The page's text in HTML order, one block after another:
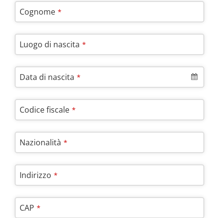
Cognome *
Luogo di nascita *
Data di nascita *
Codice fiscale *
Nazionalità *
Indirizzo *
CAP *